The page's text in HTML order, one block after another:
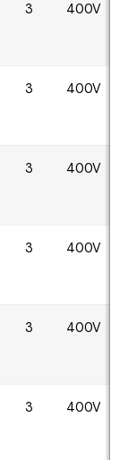
3 400V
3 400V
3 400V
3 400V
3 400V
3 400V